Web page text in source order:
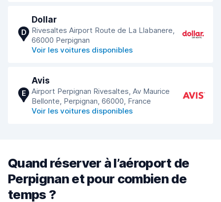
D
Dollar
Rivesaltes Airport Route de La Llabanere,
66000 Perpignan
Voir les voitures disponibles
E
Avis
Airport Perpignan Rivesaltes, Av Maurice
Bellonte, Perpignan, 66000, France
Voir les voitures disponibles
Quand réserver à l’aéroport de
Perpignan et pour combien de
temps ?